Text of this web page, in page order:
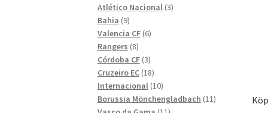
produkter
Atlético Nacional 33
Bahia 99
produkter
Valencia CF 66
Rangers 88
produkter
Córdoba CF 33
produkter
Cruzeiro EC 1818
produkter
Internacional 1010
produkter
Borussia Mönchengladbach 1111